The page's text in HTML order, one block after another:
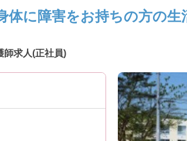
体に障害をお持ちの方の生
師求人(正社員)